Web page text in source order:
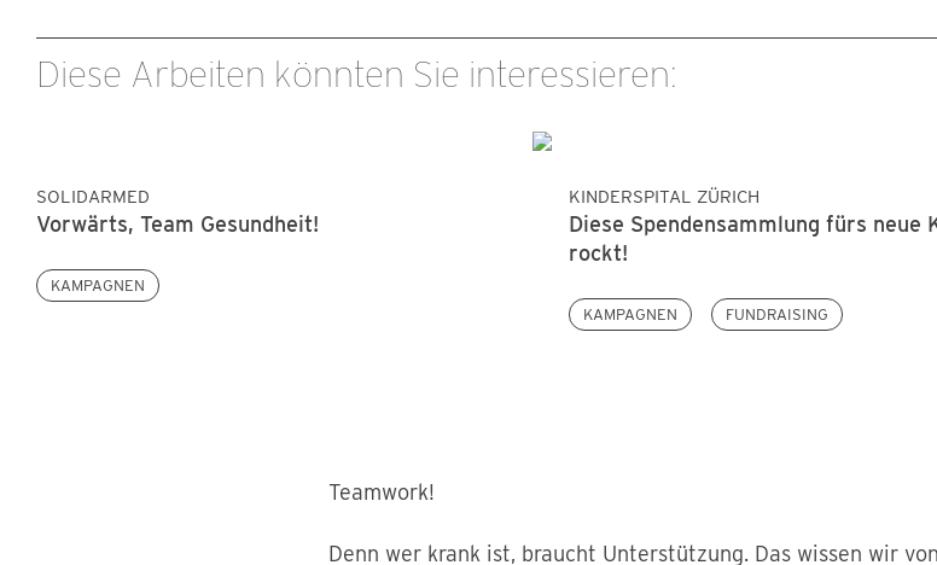
Diese Arbeiten könnten Sie interessieren:
SOLIDARMED
Vorwärts, Team Gesundheit!
KAMPAGNEN
KINDERSPITAL ZÜRICH
Diese Spendensammlung fürs neue
rockt!
KAMPAGNEN FUNDRAISING
Teamwork!
Denn wer krank ist, braucht Unterstützung. Das wissen wir